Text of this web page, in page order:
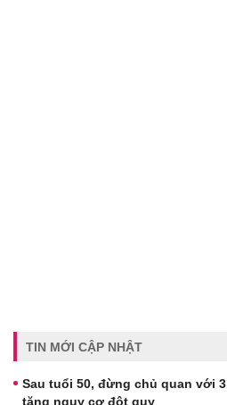
TIN MỚI CẬP NHẬT
Sau tuổi 50, đừng chủ quan với
tăng nguy cơ đột quỵ